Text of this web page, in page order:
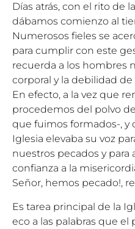
Días atrás, con el rito de
dábamos comienzo al
Numerosos fieles se
para cumplir con este
recuerda a los hombres
corporal y la debilidad
En efecto, a la vez que
procedemos del polvo
que fuimos formados-, y
Iglesia elevaba su voz
nuestros pecados y para
confianza a la
Señor, hemos pecado!,
Es tarea principal de la
eco a las palabras que el